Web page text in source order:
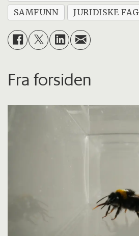
SAMFUNN
JURIDISKE FAG
Fra forsiden